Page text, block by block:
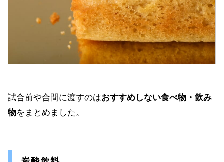
試合前や合間に渡すのはおすすめしない食べ物・飲み
物をまとめました。